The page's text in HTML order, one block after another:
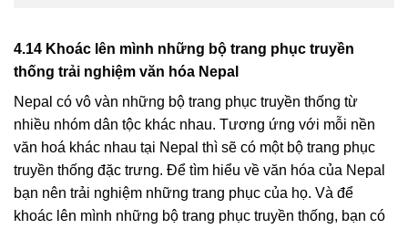
4.14 Khoác lên mình những bộ trang phục truyền
thống trải nghiệm văn hóa Nepal
Nepal có vô vàn những bộ trang phục truyền thống từ
nhiều nhóm dân tộc khác nhau. Tương ứng với mỗi nền
văn hoá khác nhau tại Nepal thì sẽ có một bộ trang phục
truyền thống đặc trưng. Để tìm hiểu về văn hóa của Nepal
bạn nên trải nghiệm những trang phục của họ. Và để
khoác lên mình những bộ trang phục truyền thống, bạn có